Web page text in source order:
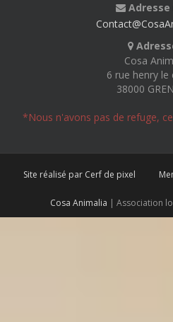
Adresse
Cosa
6 rue henry le
38000
*Nous n'avons pas de refuge,
Site réalisé par Cerf de pixel
Cosa Animalia | Association